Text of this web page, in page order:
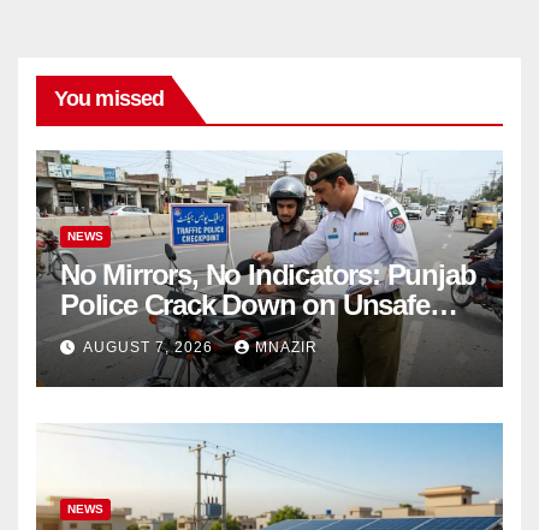
You missed
NEWS
No Mirrors, No Indicators: Punjab
Police Crack Down on Unsafe
Bikes
AUGUST 7, 2026 MNAZIR
NEWS